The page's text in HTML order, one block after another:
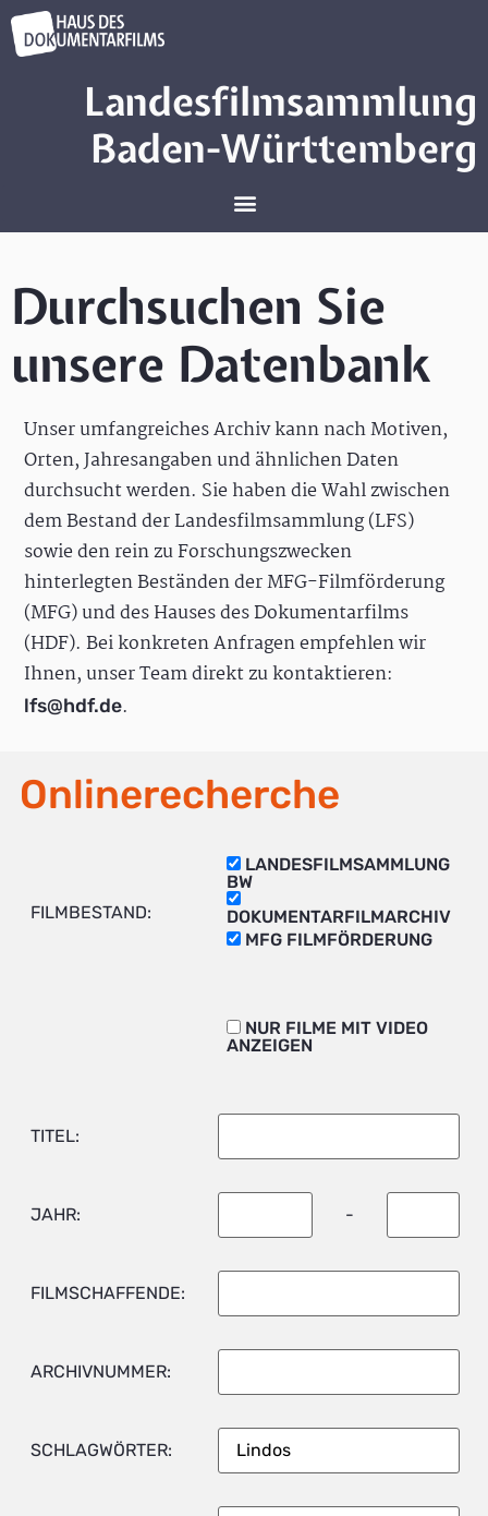
Landesfilmsammlung
Baden-Württemberg
Durchsuchen Sie
unsere Datenbank
Unser umfangreiches Archiv kann nach Motiven,
Orten, Jahresangaben und ähnlichen Daten
durchsucht werden. Sie haben die Wahl zwischen
dem Bestand der Landesfilmsammlung (LFS)
sowie den rein zu Forschungszwecken
hinterlegten Beständen der MFG-Filmförderung
(MFG) und des Hauses des Dokumentarfilms
(HDF). Bei konkreten Anfragen empfehlen wir
Ihnen, unser Team direkt zu kontaktieren:
lfs@hdf.de.
Onlinerecherche
FILMBESTAND:
LANDESFILMSAMMLUNG
BW
DOKUMENTARFILMARCHIV
MFG FILMFÖRDERUNG
NUR FILME MIT VIDEO
ANZEIGEN
TITEL:
JAHR: -
FILMSCHAFFENDE:
ARCHIVNUMMER:
SCHLAGWÖRTER: